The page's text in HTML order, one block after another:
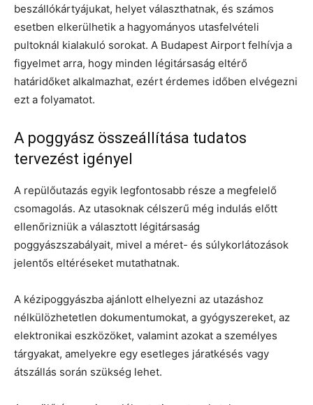
beszállókártyájukat, helyet választhatnak, és számos
esetben elkerülhetik a hagyományos utasfelvételi
pultoknál kialakuló sorokat. A Budapest Airport felhívja a
figyelmet arra, hogy minden légitársaság eltérő
határidőket alkalmazhat, ezért érdemes időben elvégezni
ezt a folyamatot.
A poggyász összeállítása tudatos
tervezést igényel
A repülőutazás egyik legfontosabb része a megfelelő
csomagolás. Az utasoknak célszerű még indulás előtt
ellenőrizniük a választott légitársaság
poggyászszabályait, mivel a méret- és súlykorlátozások
jelentős eltéréseket mutathatnak.
A kézipoggyászba ajánlott elhelyezni az utazáshoz
nélkülözhetetlen dokumentumokat, a gyógyszereket, az
elektronikai eszközöket, valamint azokat a személyes
tárgyakat, amelyekre egy esetleges járatkésés vagy
átszállás során szükség lehet.